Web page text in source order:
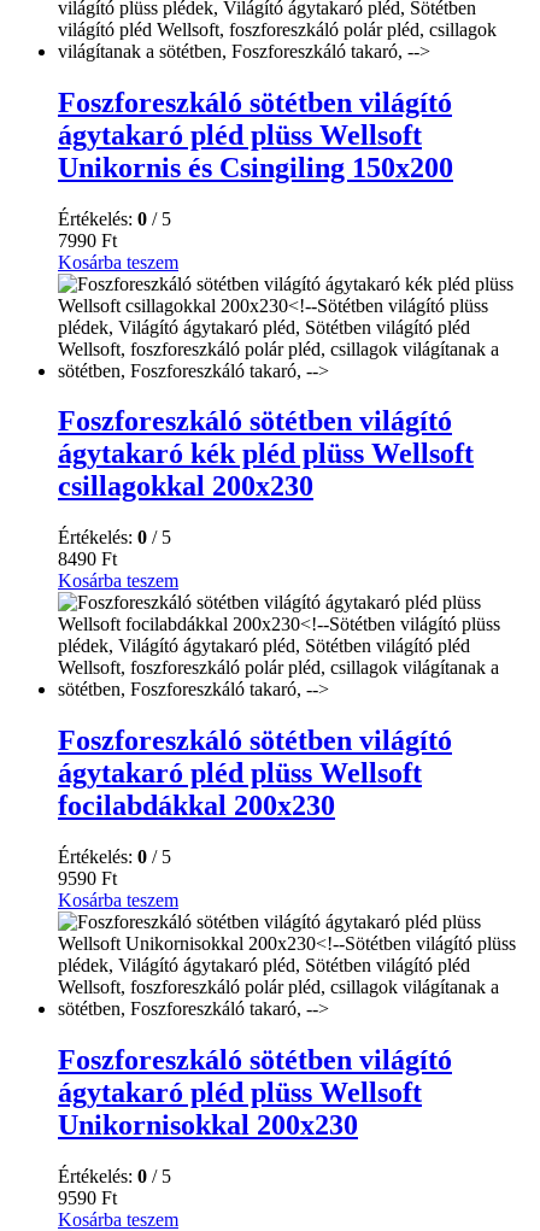
Foszforeszkáló sötétben világító
ágytakaró pléd plüss Wellsoft
Unikornis és Csingiling 150x200
Értékelés: 0 / 5
7990 Ft
Kosárba teszem
Foszforeszkáló sötétben világító
ágytakaró kék pléd plüss Wellsoft
csillagokkal 200x230
Értékelés: 0 / 5
8490 Ft
Kosárba teszem
Foszforeszkáló sötétben világító
ágytakaró pléd plüss Wellsoft
focilabdákkal 200x230
Értékelés: 0 / 5
9590 Ft
Kosárba teszem
Foszforeszkáló sötétben világító
ágytakaró pléd plüss Wellsoft
Unikornisokkal 200x230
Értékelés: 0 / 5
9590 Ft
Kosárba teszem